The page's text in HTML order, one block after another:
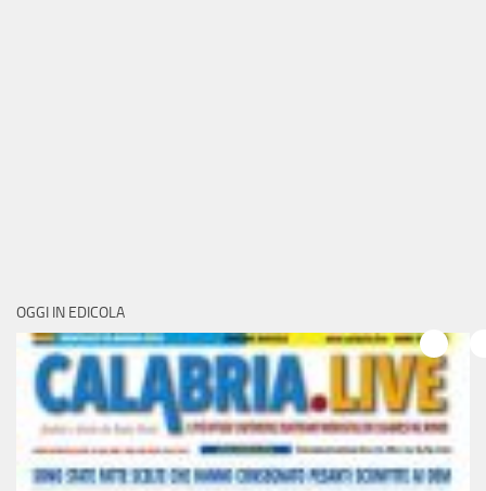
OGGI IN EDICOLA